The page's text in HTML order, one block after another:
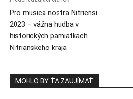
Pro musica nostra Nitriensi
2023 – vážna hudba v
historických pamiatkach
Nitrianskeho kraja
MOHLO BY ŤA ZAUJÍMAŤ